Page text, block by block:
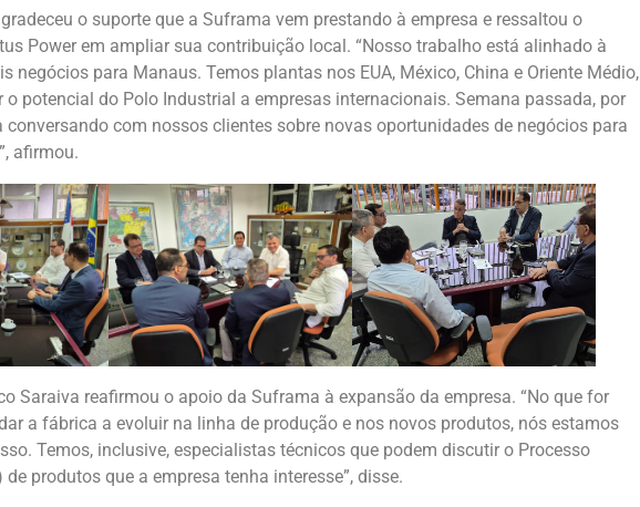
o suporte que a Suframa vem prestando à empresa e ressaltou o
Power em ampliar sua contribuição local. “Nosso trabalho está alinhado à
negócios para Manaus. Temos plantas nos EUA, México, China e Oriente Médio,
o potencial do Polo Industrial a empresas internacionais. Semana passada, por
conversando com nossos clientes sobre novas oportunidades de negócios para
afirmou.
Saraiva reafirmou o apoio da Suframa à expansão da empresa. “No que for
a fábrica a evoluir na linha de produção e nos novos produtos, nós estamos
Temos, inclusive, especialistas técnicos que podem discutir o Processo
produtos que a empresa tenha interesse”, disse.